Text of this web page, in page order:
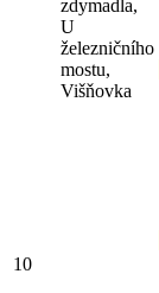
zdymadla,
U
železničního
mostu,
Višňovka
10